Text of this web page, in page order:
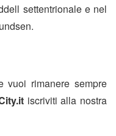
settentrionale e nel
rimanere sempre
iscriviti alla nostra